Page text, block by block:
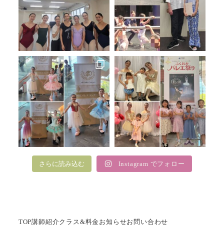
さらに読み込む Instagram でフォロー
TOP講師紹介クラス&料金お知らせお問い合わせ